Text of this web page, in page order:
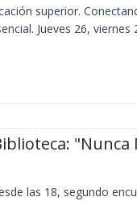
superior.
Jueves 26,
"Nunca
las 18, segundo